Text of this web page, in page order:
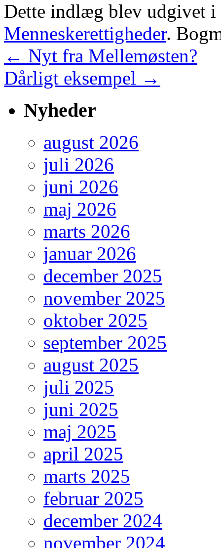
Dette indlæg blev udgivet i
Menneskerettigheder.
← Nyt fra Mellemøsten?
Dårligt eksempel →
Nyheder
august 2026
juli 2026
juni 2026
maj 2026
marts 2026
januar 2026
december 2025
november 2025
oktober 2025
september 2025
august 2025
juli 2025
juni 2025
maj 2025
april 2025
marts 2025
februar 2025
december 2024
november 2024